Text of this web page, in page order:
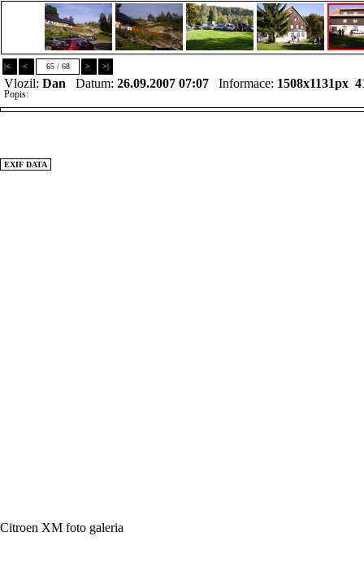
|< < 65 / 68 > >|
Vlozil: Dan Datum: 26.09.2007 07:07 Informace: 1508x1131px
Popis:
EXIF DATA
Citroen XM foto galeria